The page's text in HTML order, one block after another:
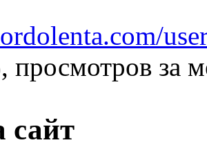
просмотров за
сайт